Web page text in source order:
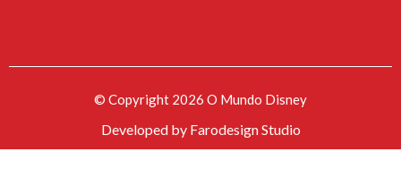
© Copyright 2026 O Mundo Disney
Developed by Farodesign Studio